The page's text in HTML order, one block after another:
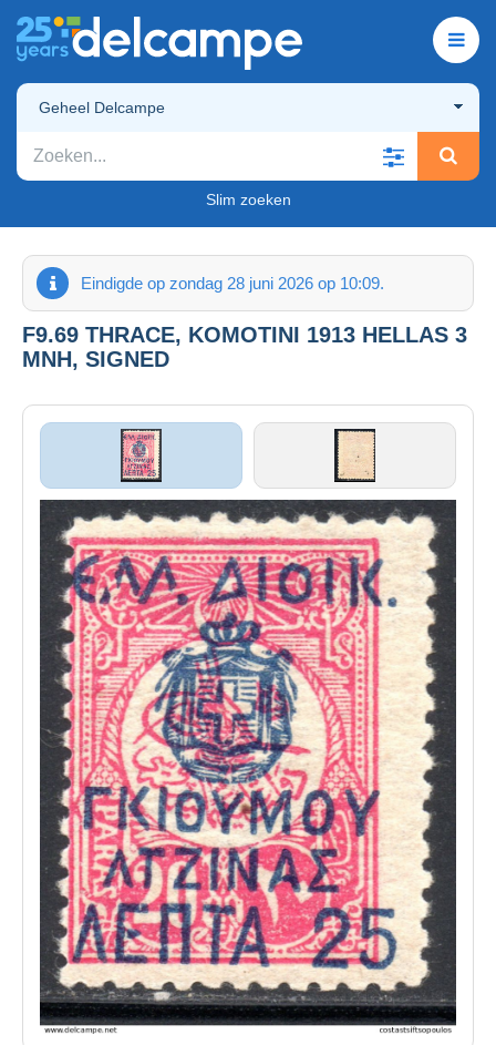
Geheel Delcampe
Slim zoeken
Eindigde op zondag 28 juni 2026 op 10:09.
F9.69 THRACE, KOMOTINI 1913 HELLAS 3
MNH, SIGNED